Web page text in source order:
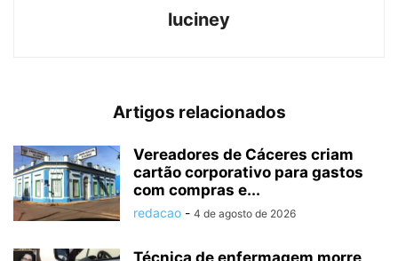
luciney
Artigos relacionados
Vereadores de Cáceres criam
cartão corporativo para gastos
com compras e...
redacao - 4 de agosto de 2026
Técnica de enfermagem morre